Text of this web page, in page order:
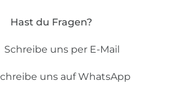
Hast du Fragen?
Schreibe uns per E-Mail
uns auf WhatsApp